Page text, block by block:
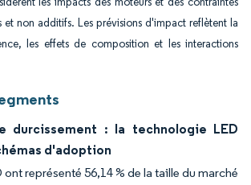
non additifs. Les prévisions d'impact reflètent la
les effets de composition et les interactions
durcissement : la technologie LED
d'adoption
représenté 56,14 % de la taille du marché